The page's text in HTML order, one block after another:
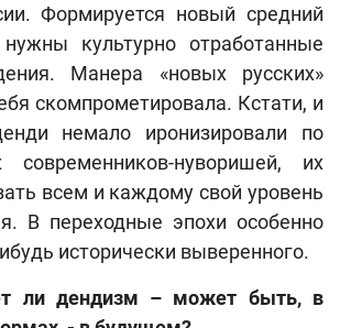
Формируется новый средний
культурно отработанные
Манера «новых русских»
скомпрометировала. Кстати, и
немало иронизировали по
современников-нуворишей, их
всем и каждому свой уровень
В переходные эпохи особенно
исторически выверенного.
ли дендизм – может быть, в